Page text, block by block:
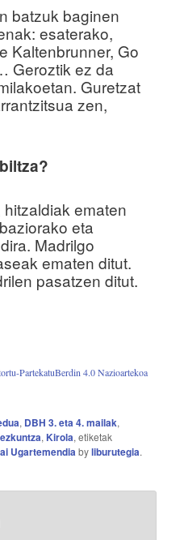
batzuk baginen
esaterako,
Kaltenbrunner, Go
Geroztik ez da
Guretzat
zen,
ematen
eta
Madrilgo
ematen ditut.
pasatzen ditut.
PartekatuBerdin 4.0 Nazioartekoa
, DBH 3. eta 4. mailak,
, Kirola, etiketak
Ugartemendiabyliburutegia.